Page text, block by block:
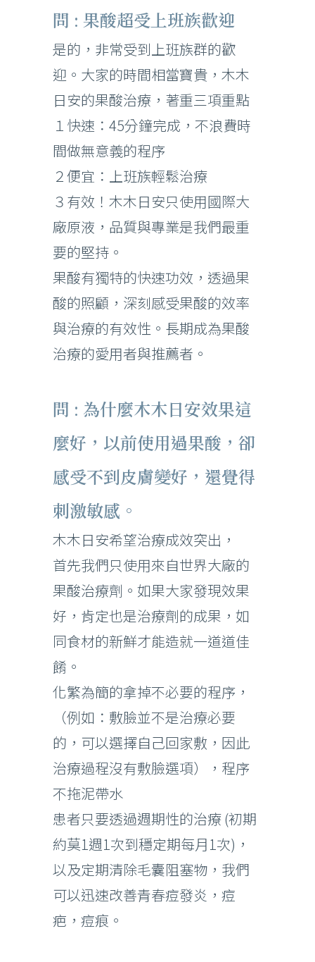
問 : 果酸超受上班族歡迎
是的，非常受到上班族群的歡
迎。大家的時間相當寶貴，木木
日安的果酸治療，著重三項重點
１快速：45分鐘完成，不浪費時
間做無意義的程序
２便宜：上班族輕鬆治療
３有效！木木日安只使用國際大
廠原液，品質與專業是我們最重
要的堅持。
果酸有獨特的快速功效，透過果
酸的照顧，深刻感受果酸的效率
與治療的有效性。長期成為果酸
治療的愛用者與推薦者。
問 : 為什麼木木日安效果這
麼好，以前使用過果酸，卻
感受不到皮膚變好，還覺得
刺激敏感。
木木日安希望治療成效突出，
首先我們只使用來自世界大廠的
果酸治療劑。如果大家發現效果
好，肯定也是治療劑的成果，如
同食材的新鮮才能造就一道道佳
餚。
化繁為簡的拿掉不必要的程序，
（例如：敷臉並不是治療必要
的，可以選擇自己回家敷，因此
治療過程沒有敷臉選項），程序
不拖泥帶水
患者只要透過週期性的治療 (初期
約莫1週1次到穩定期每月1次)，
以及定期清除毛囊阻塞物，我們
可以迅速改善青春痘發炎，痘
疤，痘痕。